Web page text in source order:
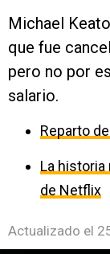
Michael
que fue
pero no por
salario.
Reparto
La historia
de Netflix
Actualizado el